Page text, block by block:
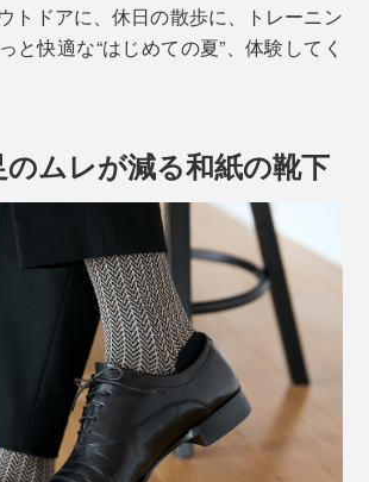
トドアに、休日の散歩に、トレーニン
快適な“はじめての夏”、体験してく
のムレが減る和紙の靴下